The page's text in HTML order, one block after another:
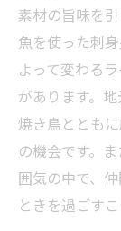
素材の旨味を
魚を使った刺
よって変わる
があります。
焼き鳥ととも
の機会です。
囲気の中で、
ときを過ごすこ